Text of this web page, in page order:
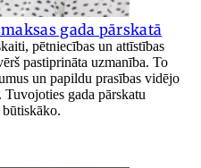
gada pārskatā
pētniecības un attīstības
pastiprināta uzmanība. To
un papildu prasības vidējo
gada pārskatu
būtiskāko.